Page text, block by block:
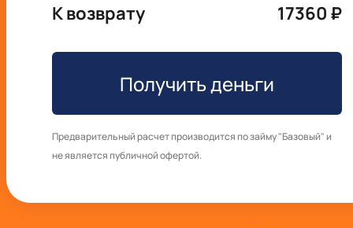
К возврату 17360 ₽
Получить деньги
Предварительный расчет производится по займу "Базовый" и
не является публичной офертой.